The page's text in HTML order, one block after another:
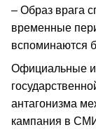
– Образ врага
временные
вспоминаются
Официальные
антагонизма
кампания в